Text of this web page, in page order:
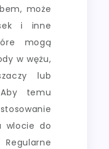
może
i inne
mogą
w wężu,
lub
temu
wlocie do